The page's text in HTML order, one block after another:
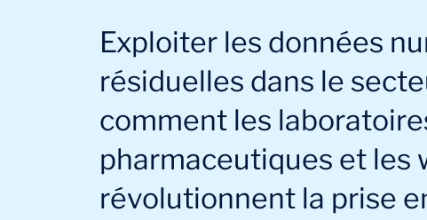
intervenons
clients
clients
Exploiter les données
résiduelles dans le
comment les
pharmaceutiques et les
révolutionnent la prise